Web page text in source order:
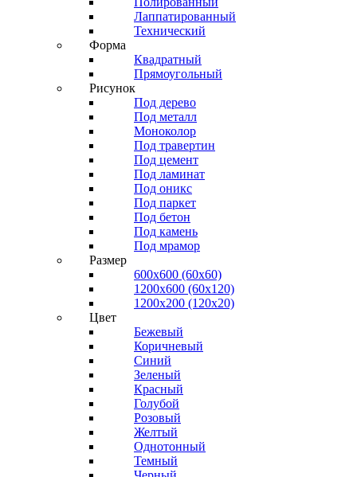
Лаппатированный
Технический
Форма
Квадратный
Прямоугольный
Рисунок
Под дерево
Под металл
Моноколор
Под травертин
Под цемент
Под ламинат
Под оникс
Под паркет
Под бетон
Под камень
Под мрамор
Размер
600х600 (60х60)
1200х600 (60х120)
1200х200 (120x20)
Цвет
Бежевый
Коричневый
Синий
Зеленый
Красный
Голубой
Розовый
Желтый
Однотонный
Темный